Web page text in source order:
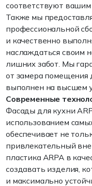
соответствуют вашим
Также мы
профессиональной
и качественно
наслаждаться своим
лишних забот. Мы
от замера помещения
выполнен на высшем
Современные
Фасады для кухни
использованием
обеспечивает не
привлекательный
пластика ARPA в
создавать изделия,
и максимально